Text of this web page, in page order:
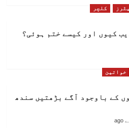
کلچر
کیوں اور کیسے ختم ہوئی؟
خواتین
کے باوجود آگے بڑھتیں سندھ